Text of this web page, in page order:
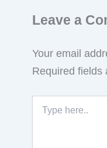
Leave a
Your email
Required fields
here..